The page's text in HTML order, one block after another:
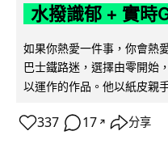
水撥識郁 + 實時
如果你熱愛一件事，你會熱
巴士鐵路迷，選擇由零開始
以運作的作品。他以紙皮親
337 17 ↗ 分享